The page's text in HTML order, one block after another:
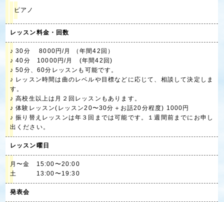
ピアノ
レッスン料金・回数
♪ 30分 8000円/月 （年間42回）
♪ 40分 10000円/月 (年間42回)
♪ 50分、60分レッスンも可能です。
♪ レッスン時間は曲のレベルや目標などに応じて、相談して決定しま
す。
♪ 高校生以上は月２回レッスンもあります。
♪ 体験レッスン(レッスン20〜30分＋お話20分程度) 1000円
♪ 振り替えレッスンは年３回までは可能です。１週間前までにお申し
出ください。
レッスン曜日
月〜金 15:00〜20:00
土 13:00〜19:30
発表会